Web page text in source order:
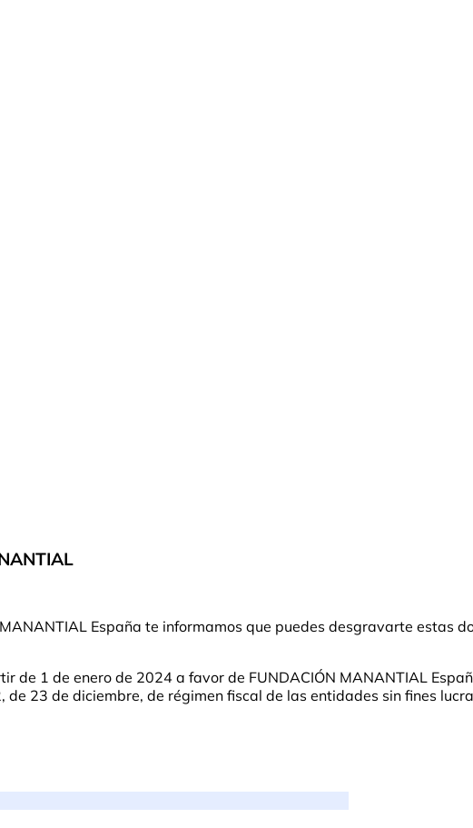
España te informamos que puedes desgravarte estas
de 1 de enero de 2024 a favor de FUNDACIÓN MANANTIAL
23 de diciembre, de régimen fiscal de las entidades sin fines